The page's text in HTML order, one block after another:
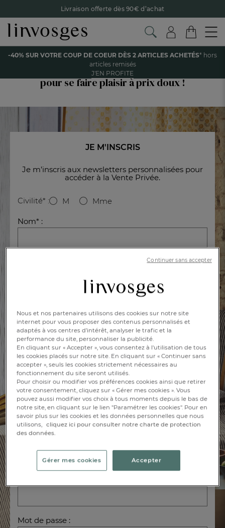
Livraison offerte dès 90€ d’achat
Retour offert avec Colissimo* !
Payez en 3x ou 4x sans frais avec Alma
Le parrainage Linvosges : offrez 15€, recevez 15€ !
Je
découvre
-40% sur votre coup de coeurdès 2 articles achetés !
profite
FR DE
AT
BE
CH
-40% SUR VOTRE COUP DE COEUR DÈS 2 ARTICLES ACHETÉS* hors
articles remisés
J'EN PROFITE
Vente Privée Linvosges
pour se faire plaisir à prix doux !
JE M'INSCRIS
Je m’inscris aux newsletters personnalisées pour
accéder à la Vente Privée.
Civilité* : M Mme
Nom* :
J'ACCÈDE À LA VENTE PRIVÉE
JE SUIS DÉJÀ INSCRIT
Vente Privée.
Mot de passe :
Nous et nos partenaires utilisons des cookies sur notre site
internet pour vous proposer des contenus personnalisés et
adaptés à vos centres d’intérêt, analyser le trafic et la
performance du site, personnaliser la publicité.
En cliquant sur « Accepter », vous consentez à l'utilisation de tous
les cookies placés sur notre site. En cliquant sur « Continuer sans
accepter », seuls les cookies strictement nécessaires au
fonctionnement du site seront utilisés.
Pour choisir ou modifier vos préférences cookies ainsi que retirer
votre consentement, cliquez sur « Gérer mes cookies ». Vous
pouvez aussi modifier vos choix à tous moments depuis le bas de
notre site, en cliquant sur le lien "Paramétrer les cookies". Pour en
savoir plus sur les cookies et les données personnelles que nous
utilisons, cliquez ici pour consulter notre charte de protection
des données.
Gérer mes cookies Accepter
Continuer sans accepter